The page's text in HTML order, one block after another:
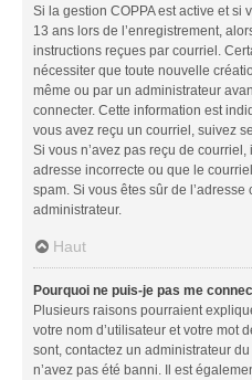
Si la gestion COPPA est active et si
13 ans lors de l’enregistrement,
instructions reçues par courriel.
nécessiter que toute nouvelle
même ou par un administrateur
connecter. Cette information est
vous avez reçu un courriel, suivez
Si vous n’avez pas reçu de
adresse incorrecte ou que le
spam. Si vous êtes sûr de
administrateur.
Haut
Pourquoi ne puis-je pas me
Plusieurs raisons pourraient
votre nom d’utilisateur et votre mot
sont, contactez un administrateur
n’avez pas été banni. Il est